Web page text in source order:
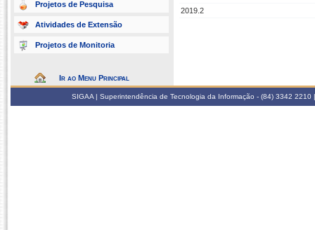
Projetos de Pesquisa
Atividades de Extensão
Projetos de Monitoria
Ir ao Menu Principal
2019.2
SIGAA | Superintendência de Tecnologia da Informação - (84) 3342